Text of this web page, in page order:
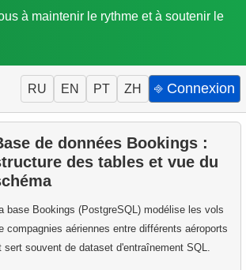
à maintenir le rythme et à soutenir le
RU EN PT ZH ⎆ Connexion
de données Bookings :
des tables et vue du
base Bookings (PostgreSQL) modélise les vols
compagnies aériennes entre différents aéroports
sert souvent de dataset d'entraînement SQL.